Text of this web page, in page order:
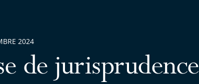
de jurisprudence
2024